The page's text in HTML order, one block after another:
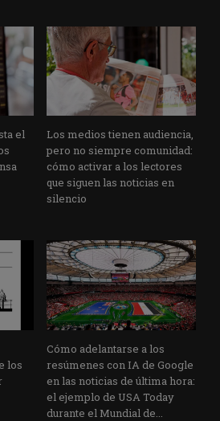
el
Los medios tienen audiencia,
pero no siempre comunidad:
cómo activar a los lectores
que siguen las noticias en
silencio
los
Cómo adelantarse a los
resúmenes con IA de Google
en las noticias de última hora:
el ejemplo de USA Today
durante el Mundial de...